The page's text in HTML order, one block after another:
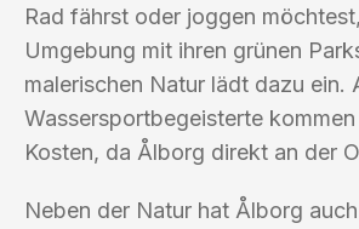
Rad fährst oder joggen
Umgebung mit ihren grünen
malerischen Natur lädt dazu ein.
Wassersportbegeisterte
Kosten, da Ålborg direkt an der
Neben der Natur hat Ålborg